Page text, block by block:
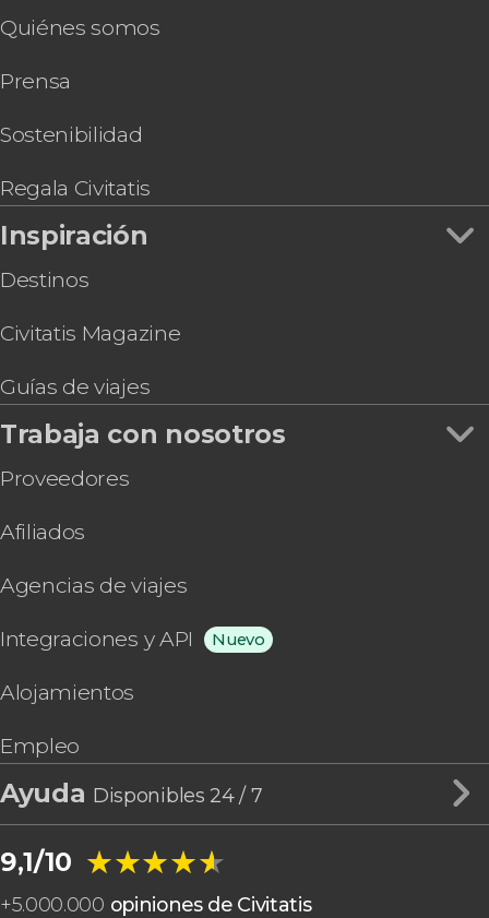
Quiénes somos
Prensa
Sostenibilidad
Regala Civitatis
Inspiración
Destinos
Civitatis Magazine
Guías de viajes
Trabaja con nosotros
Proveedores
Afiliados
Agencias de viajes
Integraciones y API Nuevo
Alojamientos
Empleo
Ayuda Disponibles 24 / 7
9,1/10 ★★★★★
★★★★★
+5.000.000 opiniones de Civitatis